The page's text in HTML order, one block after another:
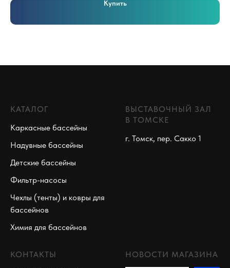
Купить
КАТАЛОГ
Каркасные бассейны
Надувные бассейны
Детские бассейны
Фильтр-насосы
Чехлы (тенты) и ковры для
бассейнов
Химия для бассейнов
ВЫСТАВОЧНЫЙ ЗАЛ
В ТОМСКЕ
г. Томск, пер. Сакко 1
КОНТАКТЫ
НОВОСТИ МАГАЗИНА